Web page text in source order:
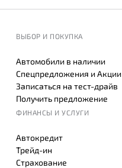
ВЫБОР И ПОКУПКА
Автомобили в наличии
Спецпредложения и Акции
Записаться на тест-драйв
Получить предложение
ФИНАНСЫ И УСЛУГИ
Автокредит
Трейд-ин
Страхование